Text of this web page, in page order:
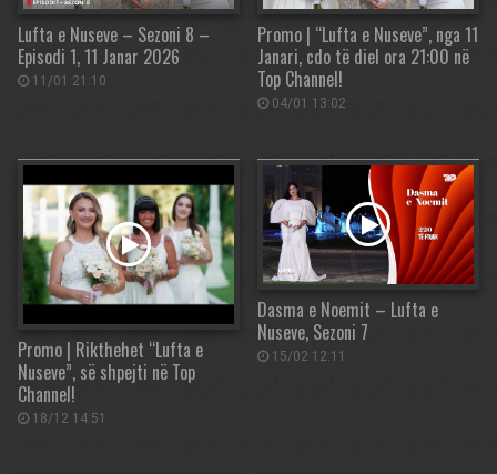
Lufta e Nuseve – Sezoni 8 –
Episodi 1, 11 Janar 2026
11/01 21:10
Promo | “Lufta e Nuseve”, nga 11
Janari, cdo të diel ora 21:00 në
Top Channel!
04/01 13:02
Promo | Rikthehet “Lufta e
Nuseve”, së shpejti në Top
Channel!
18/12 14:51
Dasma e Noemit – Lufta e
Nuseve, Sezoni 7
15/02 12:11